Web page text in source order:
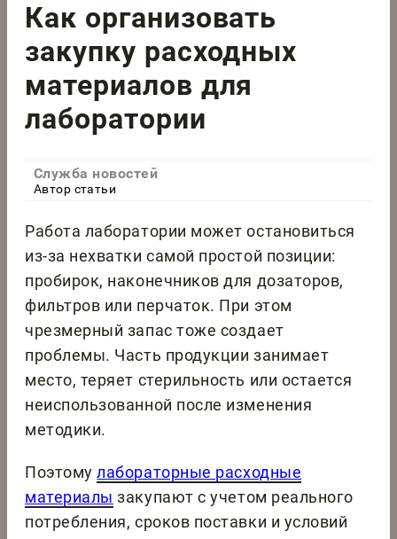
Как организовать
закупку расходных
материалов для
лаборатории
Служба новостей
Автор статьи
Работа лаборатории может остановиться
из-за нехватки самой простой позиции:
пробирок, наконечников для дозаторов,
фильтров или перчаток. При этом
чрезмерный запас тоже создает
проблемы. Часть продукции занимает
место, теряет стерильность или остается
неиспользованной после изменения
методики.
Поэтомулабораторные расходные
материалы закупают с учетом реального
потребления, сроков поставки и условий